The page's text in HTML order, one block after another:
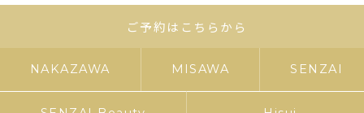
ご予約はこちらから
NAKAZAWA MISAWA SENZAI